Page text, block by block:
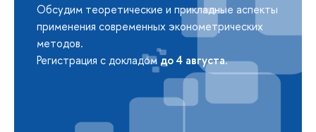
Обсудим теоретические и прикладные аспекты
применения современных эконометрических
методов.
Регистрация с докладомдо 4 августа.